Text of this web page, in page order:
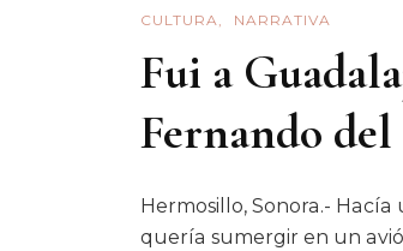
CULTURA NARRATIVA
Fui a
Fernando del
Hermosillo, Sonora.-
quería sumergir en un